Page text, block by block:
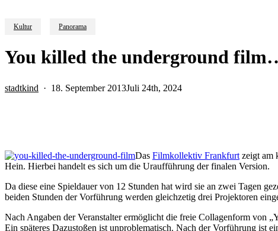
Kultur Panorama
You killed the underground
stadtkind 18. September 2013Juli 24th, 2024
Das Filmkollektiv Frankfurt zeigt am
Hein. Hierbei handelt es sich um die Uraufführung der finalen Version.
Da diese eine Spieldauer von 12 Stunden hat wird sie an zwei Tagen
beiden Stunden der Vorführung werden gleichzetig drei Projektoren
Nach Angaben der Veranstalter ermöglicht die freie Collagenform von
Ein späteres Dazustoßen ist unproblematisch. Nach der Vorführung ist